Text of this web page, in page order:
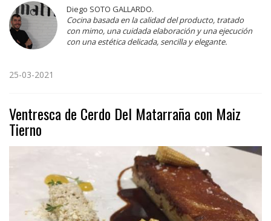
Diego SOTO GALLARDO.
Cocina basada en la calidad del producto, tratado
con mimo, una cuidada elaboración y una ejecución
con una estética delicada, sencilla y elegante.
25-03-2021
Ventresca de Cerdo Del Matarraña con Maiz
Tierno